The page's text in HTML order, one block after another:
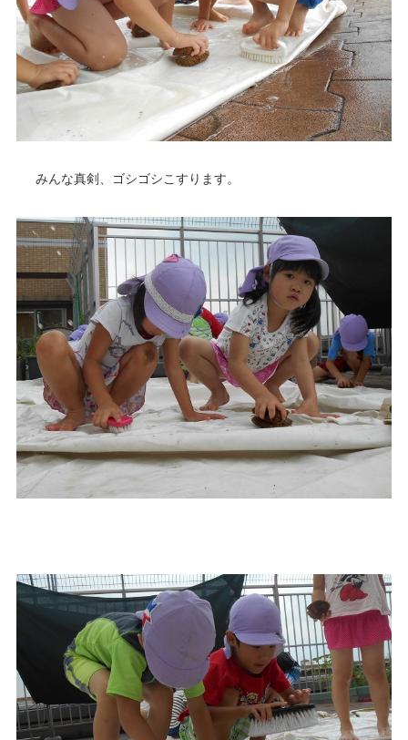
みんな真剣、ゴシゴシこすります。